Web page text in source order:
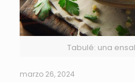
Tabulé: una
marzo 26, 2024